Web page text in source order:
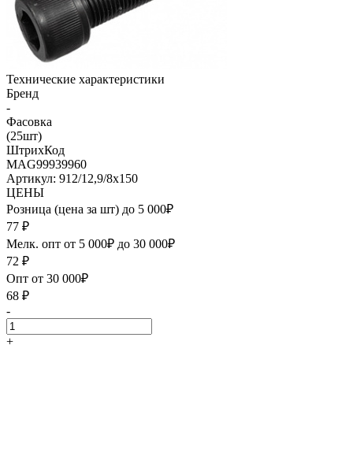
Технические характеристики
Бренд
-
Фасовка
(25шт)
ШтрихКод
MAG99939960
Артикул: 912/12,9/8х150
ЦЕНЫ
Розница (цена за шт) до 5 000₽
77 ₽
Мелк. опт от 5 000₽ до 30 000₽
72 ₽
Опт от 30 000₽
68 ₽
-
+